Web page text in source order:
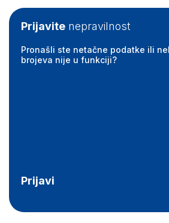
Prijavite nepravilnost
Pronašli ste netačne podatke ili
brojeva nije u funkciji?
Prijavi